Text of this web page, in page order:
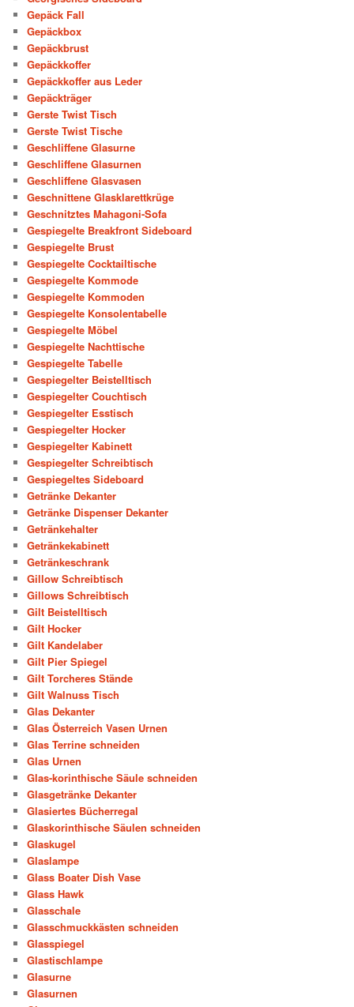
Gepäck Fall
Gepäckbox
Gepäckbrust
Gepäckkoffer
Gepäckkoffer aus Leder
Gepäckträger
Gerste Twist Tisch
Gerste Twist Tische
Geschliffene Glasurne
Geschliffene Glasurnen
Geschliffene Glasvasen
Geschnittene Glasklarettkrüge
Geschnitztes Mahagoni-Sofa
Gespiegelte Breakfront Sideboard
Gespiegelte Brust
Gespiegelte Cocktailtische
Gespiegelte Kommode
Gespiegelte Kommoden
Gespiegelte Konsolentabelle
Gespiegelte Möbel
Gespiegelte Nachttische
Gespiegelte Tabelle
Gespiegelter Beistelltisch
Gespiegelter Couchtisch
Gespiegelter Esstisch
Gespiegelter Hocker
Gespiegelter Kabinett
Gespiegelter Schreibtisch
Gespiegeltes Sideboard
Getränke Dekanter
Getränke Dispenser Dekanter
Getränkehalter
Getränkekabinett
Getränkeschrank
Gillow Schreibtisch
Gillows Schreibtisch
Gilt Beistelltisch
Gilt Hocker
Gilt Kandelaber
Gilt Pier Spiegel
Gilt Torcheres Stände
Gilt Walnuss Tisch
Glas Dekanter
Glas Österreich Vasen Urnen
Glas Terrine schneiden
Glas Urnen
Glas-korinthische Säule schneiden
Glasgetränke Dekanter
Glasiertes Bücherregal
Glaskorinthische Säulen schneiden
Glaskugel
Glaslampe
Glass Boater Dish Vase
Glass Hawk
Glasschale
Glasschmuckkästen schneiden
Glasspiegel
Glastischlampe
Glasurne
Glasurnen